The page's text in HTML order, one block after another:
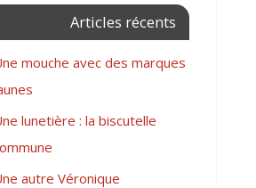
Articles récents
mouche avec des marques
lunetière : la biscutelle
autre Véronique